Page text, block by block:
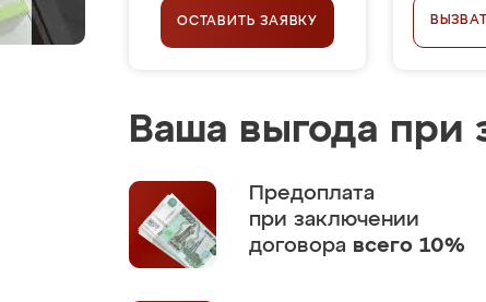
ОСТАВИТЬ ЗАЯВКУ
Ваша выгода при
Предоплата
при заключении
договора всего 10%